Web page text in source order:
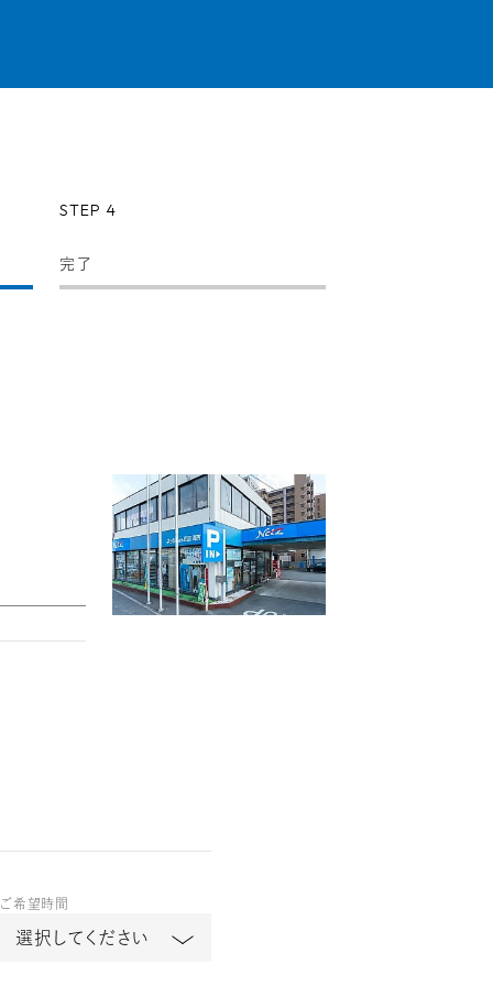
STEP 4
完了
ご希望時間